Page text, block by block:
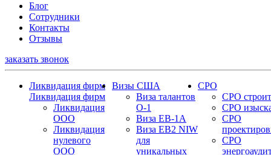
Блог
Сотрудники
Контакты
Отзывы
заказать звонок
Ликвидация фирм
Ликвидация фирм
Ликвидация
ООО
Ликвидация
нулевого
ООО
Визы США
Виза талантов
О-1
Виза EB-1A
Виза EB2 NIW
для
уникальных
СРО
СРО
СРО
СРО
СРО